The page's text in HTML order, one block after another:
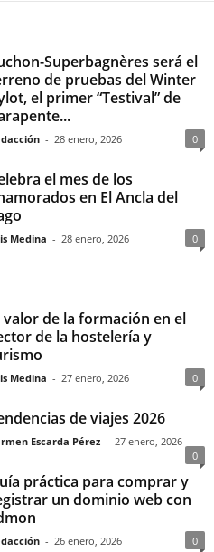
Superbagnères será el
de pruebas del Winter
el primer “Testival” de
- 28 enero, 2026 0
el mes de los
en El Ancla del
Medina - 28 enero, 2026 0
valor de la formación en el
de la hostelería y
Medina - 27 enero, 2026 0
de viajes 2026
Escarda Pérez - 27 enero, 2026
0
práctica para comprar y
un dominio web con
- 26 enero, 2026 0